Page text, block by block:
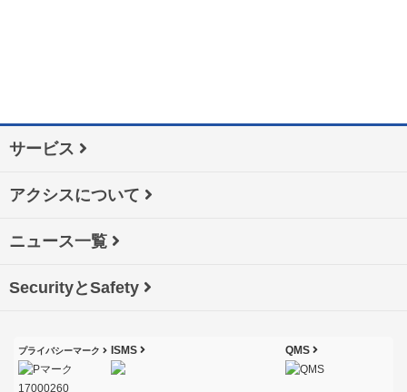
サービス
アクシスについて
ニュース一覧
SecurityとSafety
プライバシーマーク ISMS QMS